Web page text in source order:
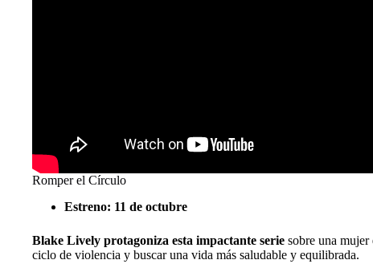
Romper el Círculo
Estreno: 11 de octubre
Blake Lively protagoniza esta impactante serie sobre una
ciclo de violencia y buscar una vida más saludable y equilibrada.